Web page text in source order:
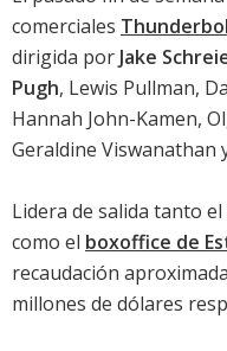
comerciales
dirigida por Jake
Pugh, Lewis Pullman,
Hannah John-Kamen,
Geraldine Viswanathan
Lidera de salida tanto el
como el boxoffice de
recaudación
millones de dólares